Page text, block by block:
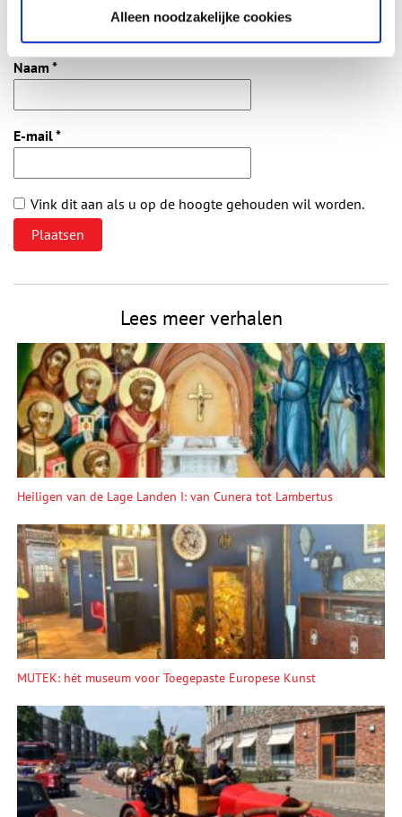
Alleen noodzakelijke cookies
Vereiste velden zijn gemarkeerd met *. Het e-mailadres wordt niet
gepubliceerd.
Naam *
E-mail*
Vink dit aan als u op de hoogte gehouden wil worden.
Lees meer verhalen
Heiligen van de Lage Landen I: van Cunera tot Lambertus
MUTEK: hét museum voor Toegepaste Europese Kunst